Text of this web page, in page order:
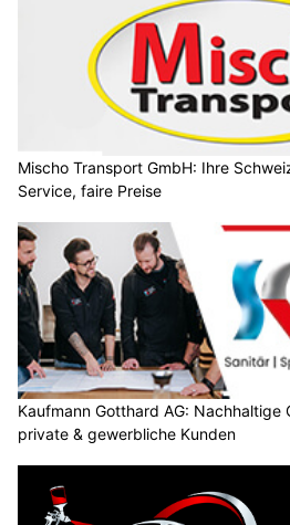
Mischo Transport GmbH: Ihre
Service, faire Preise
Kaufmann Gotthard AG: Nachhaltige
private & gewerbliche Kunden